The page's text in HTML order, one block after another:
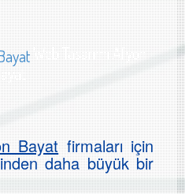
Web Tasarımı Afyon
Bayatfirmaları için
daha büyük bir